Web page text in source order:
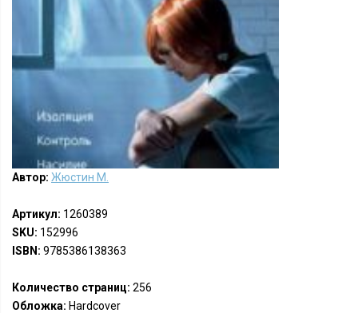
Автор: Жюстин М.
Артикул: 1260389
SKU: 152996
ISBN: 9785386138363
Количество страниц: 256
Обложка: Hardcover